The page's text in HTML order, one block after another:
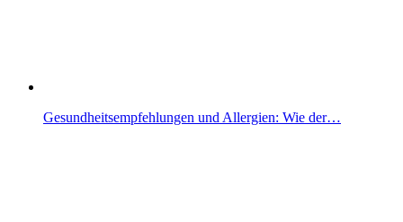
Gesundheitsempfehlungen und Allergien: Wie der…